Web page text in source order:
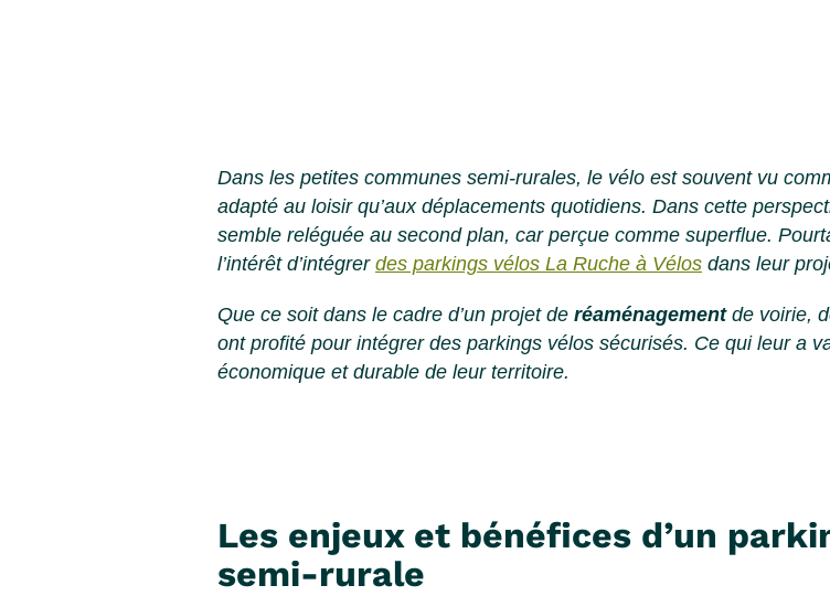
Dans les petites communes semi-rurales, le vélo est souvent vu
adapté au loisir qu’aux déplacements quotidiens. Dans cette
semble reléguée au second plan, car perçue comme superflue.
l’intérêt d’intégrer des parkings vélos La Ruche à Vélos dans leur
Que ce soit dans le cadre d’un projet de réaménagementde voirie,
ont profité pour intégrer des parkings vélos sécurisés. Ce qui leur a
économique et durable de leur territoire.
Les enjeux et bénéfices d’un
semi-rurale